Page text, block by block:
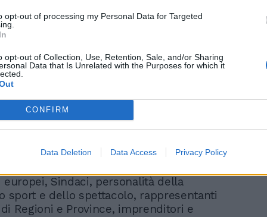
opt-out of processing my Personal Data for Targeted
opt-out of Collection, Use, Retention, Sale, and/or Sharing
Data that Is Unrelated with the Purposes for which it
CONFIRM
Data Deletion Data Access Privacy Policy
trasversale come dimostrano le firme
dell’iniziativa di Coldiretti,
World Farmers Markets Coalition,
Organization, Farm Europe e Filiera
e della Sovranità alimentare hanno
europei, Sindaci, personalità della
sport e dello spettacolo, rappresentanti
Regioni e Province, imprenditori e